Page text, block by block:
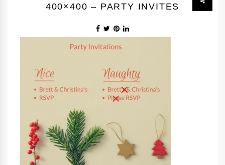
400×400 – PARTY INVITES